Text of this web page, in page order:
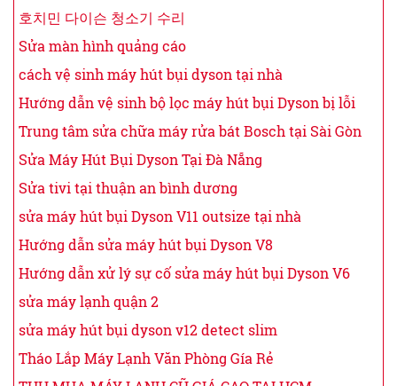
호치민 다이슨 청소기 수리
Sửa màn hình quảng cáo
cách vệ sinh máy hút bụi dyson tại nhà
Hướng dẫn vệ sinh bộ lọc máy hút bụi Dyson bị lỗi
Trung tâm sửa chữa máy rửa bát Bosch tại Sài Gòn
Sửa Máy Hút Bụi Dyson Tại Đà Nẵng
Sửa tivi tại thuận an bình dương
sửa máy hút bụi Dyson V11 outsize tại nhà
Hướng dẫn sửa máy hút bụi Dyson V8
Hướng dẫn xử lý sự cố sửa máy hút bụi Dyson V6
sửa máy lạnh quận 2
sửa máy hút bụi dyson v12 detect slim
Tháo Lắp Máy Lạnh Văn Phòng Gía Rẻ